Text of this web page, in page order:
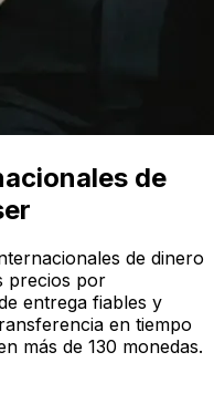
de
de dinero
precios por
entrega fiables y
en tiempo
más de 130 monedas.